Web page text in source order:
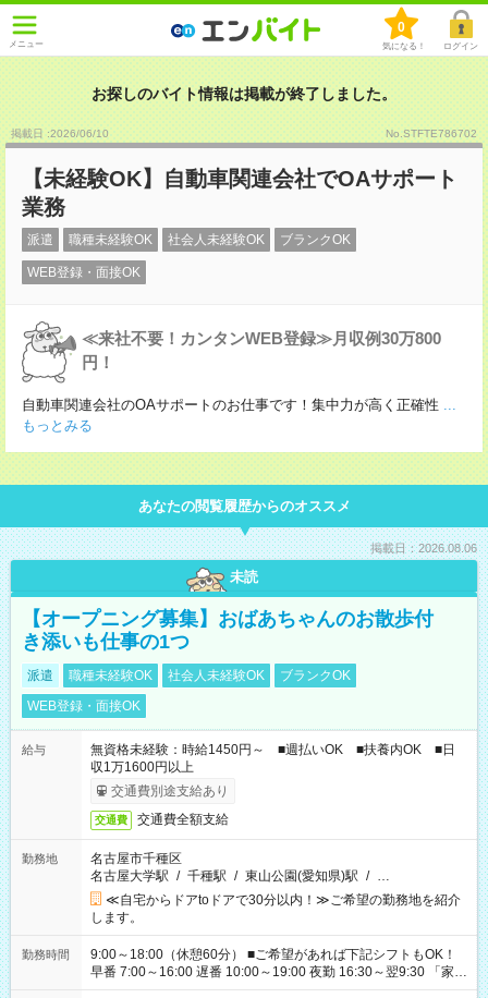
メニュー
0
気になる！ ログイン
お探しのバイト情報は掲載が終了しました。
掲載日 :2026/06/10 No.STFTE786702
【未経験OK】自動車関連会社でOAサポート
業務
派遣 職種未経験OK 社会人未経験OK ブランクOK
WEB登録・面接OK
≪来社不要！カンタンWEB登録≫月収例30万800
円！
自動車関連会社のOAサポートのお仕事です！集中力が高く正確性 ...
もっとみる
あなたの閲覧履歴からのオススメ
掲載日：2026.08.06
未読
【オープニング募集】おばあちゃんのお散歩付
き添いも仕事の1つ
派遣 職種未経験OK 社会人未経験OK
ブランクOK
WEB登録・面接OK
給与
無資格未経験：時給1450円～ ■週払いOK ■扶養内OK ■日
収1万1600円以上
交通費別途支給あり
交通費 交通費全額支給
勤務地
名古屋市千種区
名古屋大学駅 / 千種駅 / 東山公園(愛知県)駅 / …
≪自宅からドアtoドアで30分以内！≫ご希望の勤務地を紹介
します。
勤務時間
9:00～18:00（休憩60分） ■ご希望があれば下記シフトもOK！
早番 7:00～16:00 遅番 10:00～19:00 夜勤 16:30～翌9:30 「家族
と休みを合わせたい」 「余裕を持って夕飯の準備がしたい」